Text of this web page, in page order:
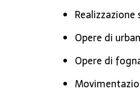
Opere di
Opere di